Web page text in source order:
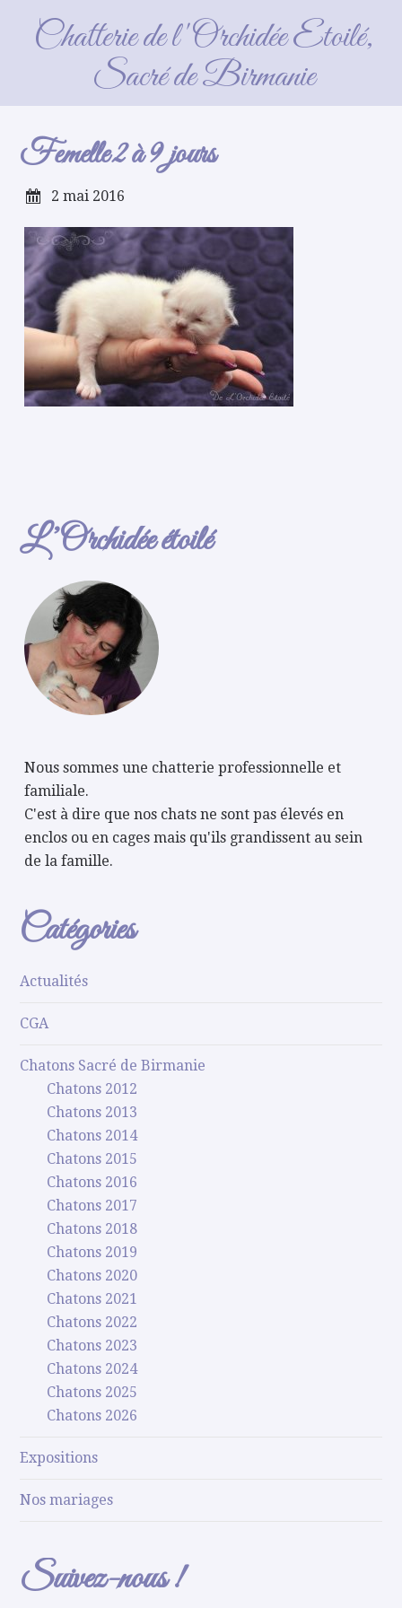
Chatterie de l'Orchidée Etoilé,
Sacré de Birmanie
Femelle 2 à 9 jours
Femelle 2 à 9 jours
2 mai 2016
L’Orchidée étoilé
Nous sommes une chatterie professionnelle et
familiale.
C'est à dire que nos chats ne sont pas élevés en
enclos ou en cages mais qu'ils grandissent au sein
de la famille.
Catégories
Actualités
CGA
Chatons Sacré de Birmanie
Chatons 2012
Chatons 2013
Chatons 2014
Chatons 2015
Chatons 2016
Chatons 2017
Chatons 2018
Chatons 2019
Chatons 2020
Chatons 2021
Chatons 2022
Chatons 2023
Chatons 2024
Chatons 2025
Chatons 2026
Expositions
Nos mariages
Suivez-nous !